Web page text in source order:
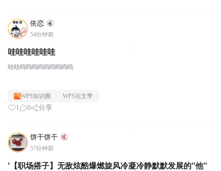
依恋
54分钟前
哇哇哇哇哇哇
哇哇呜呜呜呜呜呜呜呜呜
WPS知识圈 WPS论文季
1 0 分享
饼干饼干
57分钟前
'【职场搭子】无敌炫酷爆燃旋风冷凝冷静默默发展的''他''